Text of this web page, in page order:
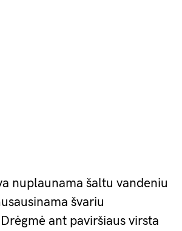
nuplaunama šaltu vandeniu
švariu
ant paviršiaus virsta